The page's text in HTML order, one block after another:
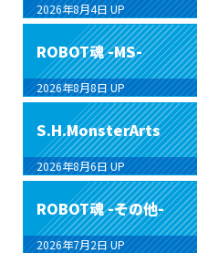
2026年8月4日 UP
ROBOT魂 -MS-
2026年8月8日 UP
S.H.MonsterArts
2026年8月6日 UP
ROBOT魂 -その他-
2026年7月2日 UP